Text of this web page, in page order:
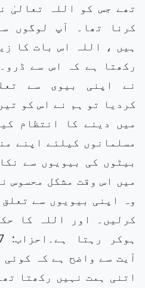
تھے جس کو اللہ تعالیٰ
کرنا تھا۔ آپ لوگوں
ہیں ، اللہ اس بات کا
رکھتا ہے کہ اس سے
نے اپنی بیوی سے
کردیا تو ہم نے اس کو
میں دینے کا انتظام
مسلمانوں کیلئے اپنے
بیٹوں کی بیویوں سے
میں اس وقت مشکل محسوس
وہ اپنی بیویوں سے
کرلیں۔ اور اللہ کا
آیت سے واضح ہے کہ
اتنی ہمت نہیں رکھتا